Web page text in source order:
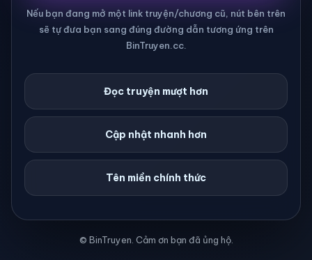
Nếu bạn đang mở một link truyện/chương cũ, nút bên trên
sẽ tự đưa bạn sang đúng đường dẫn tương ứng trên
BinTruyen.cc.
Đọc truyện mượt hơn
Cập nhật nhanh hơn
Tên miền chính thức
© BinTruyen. Cảm ơn bạn đã ủng hộ.